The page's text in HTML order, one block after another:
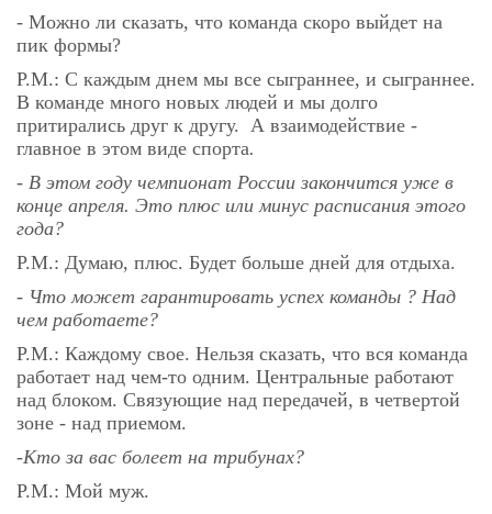
- Можно ли сказать, что команда скоро выйдет на
пик формы?
Р.М.: С каждым днем мы все сыграннее, и сыграннее.
В команде много новых людей и мы долго
притирались друг к другу. А взаимодействие -
главное в этом виде спорта.
- В этом году чемпионат России закончится уже в
конце апреля. Это плюс или минус расписания этого
года?
Р.М.: Думаю, плюс. Будет больше дней для отдыха.
- Что может гарантировать успех команды ? Над
чем работаете?
Р.М.: Каждому свое. Нельзя сказать, что вся команда
работает над чем-то одним. Центральные работают
над блоком. Связующие над передачей, в четвертой
зоне - над приемом.
-Кто за вас болеет на трибунах?
Р.М.: Мой муж.